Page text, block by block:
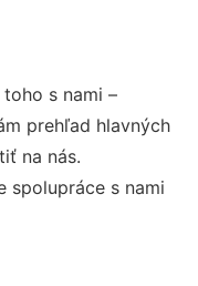
s nami –
prehľad hlavných
na nás.
spolupráce s nami